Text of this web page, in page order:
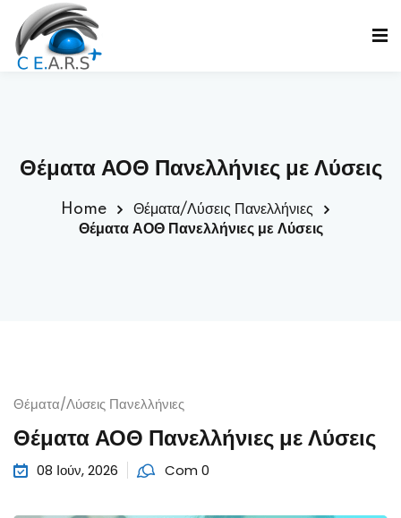
Θέματα ΑΟΘ Πανελλήνιες με Λύσεις
Home
Θέματα/Λύσεις Πανελλήνιες
Θέματα ΑΟΘ Πανελλήνιες με Λύσεις
Θέματα/Λύσεις Πανελλήνιες
Θέματα ΑΟΘ Πανελλήνιες με Λύσεις
08 Ιούν, 2026 Com 0